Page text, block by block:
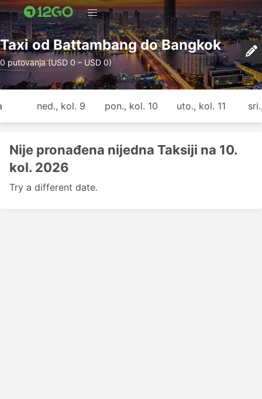
Taxi od Battambang do Bangkok
0 putovanja (USD 0 – USD 0)
ned., kol. 9 pon., kol. 10 uto., kol. 11
Nije pronađena nijedna Taksiji na 10.
kol. 2026
Try a different date.